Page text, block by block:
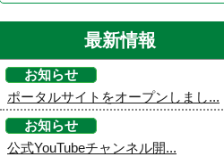
最新情報
お知らせ
ポータルサイトをオープンしまし...
お知らせ
公式YouTubeチャンネル開...